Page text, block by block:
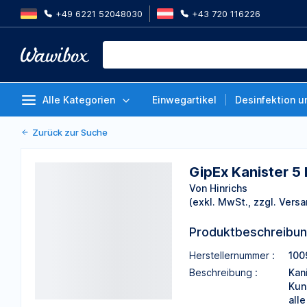
+49 6221 52048030 +43 720 116226
Alle Kategorien Einwegartikel Desinfektion
Von Hinrichs
Zurück zur Suche
GipEx Kanister 5
Von Hinrichs
(exkl. MwSt., zzgl.
Herstellernummer :
Beschreibung :